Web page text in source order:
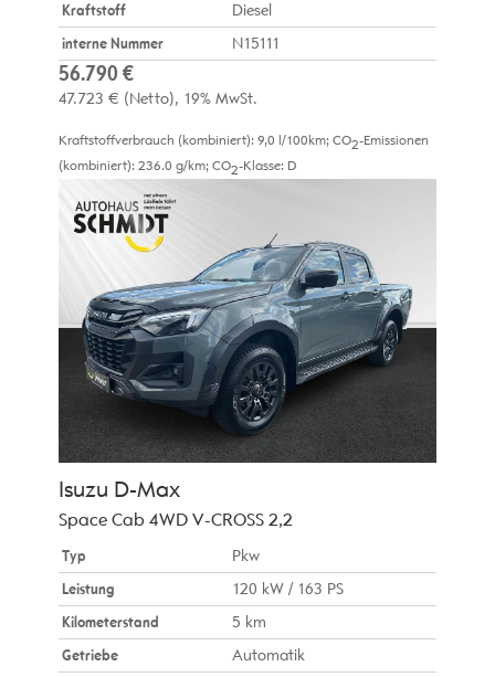
Kraftstoff
Diesel
interne Nummer
N15111
56.790 €
47.723 € (Netto) 19% MwSt.
Kraftstoffverbrauch (kombiniert): 9,0 l/100km; CO2-Emissionen
(kombiniert): 236.0 g/km; CO2-Klasse: D
Isuzu D-Max
Space Cab 4WD V-CROSS 2,2
Typ
Pkw
Leistung
120 kW / 163 PS
Kilometerstand
5 km
Getriebe
Automatik